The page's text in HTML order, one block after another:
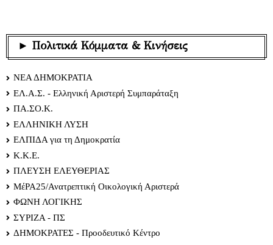
► Πολιτικά Κόμματα & Κινήσεις
ΝΕΑ ΔΗΜΟΚΡΑΤΙΑ
ΕΛ.Α.Σ. - Ελληνική Αριστερή Συμπαράταξη
ΠΑ.ΣΟ.Κ.
ΕΛΛΗΝΙΚΗ ΛΥΣΗ
ΕΛΠΙΔΑ για τη Δημοκρατία
Κ.Κ.Ε.
ΠΛΕΥΣΗ ΕΛΕΥΘΕΡΙΑΣ
ΜέΡΑ25/Ανατρεπτική Οικολογική Αριστερά
ΦΩΝΗ ΛΟΓΙΚΗΣ
ΣΥΡΙΖΑ - ΠΣ
ΔΗΜΟΚΡΑΤΕΣ - Προοδευτικό Κέντρο